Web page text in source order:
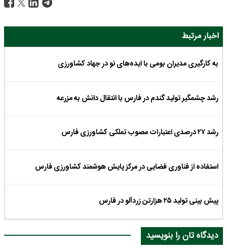
اخبار مرتبط
به کارگیری مدیران بومی با ایده‌های نو در جهاد کشاورزی
رشد چشمگیر تولید گندم در فارس با انتقال دانش به مزرعه
رشد ۲۷ درصدی اعتبارات مصوب تملکی کشاورزی فارس
استفاده از فناوری فضایی در مرکز پایش هوشمند کشاورزی فارس
پیش بینی تولید ۲۵ هزارتن زردآلو در فارس
دیدگاه تان را بنویسید